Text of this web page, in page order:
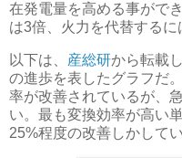
在発電量を高める事がで
は3倍、火力を代替するに
以下は、 産総研から転載
の進歩を表したグラフだ
率が改善されているが、
い。最も変換効率が高い
25%程度の改善しかしてい